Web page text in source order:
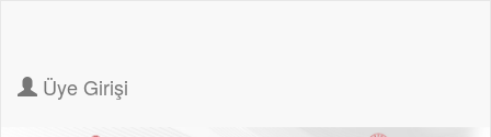
Üye Girişi